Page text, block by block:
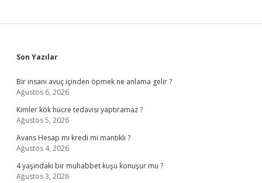
Sidebar
Son Yazılar
Bir insanı avuç içinden öpmek ne anlama gelir ?
Ağustos 6, 2026
Kimler kök hücre tedavisi yaptıramaz ?
Ağustos 5, 2026
Avans Hesap mı kredi mi mantıklı ?
Ağustos 4, 2026
4 yaşındaki bir muhabbet kuşu konuşur mu ?
Ağustos 3, 2026